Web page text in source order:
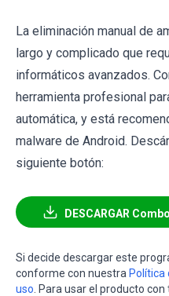
La eliminación manual de
largo y complicado que
informáticos avanzados.
herramienta profesional
automática, y está
malware de Android.
siguiente botón:
DESCARGAR
Si decide descargar este
conforme con nuestra Política
uso . Para usar el producto